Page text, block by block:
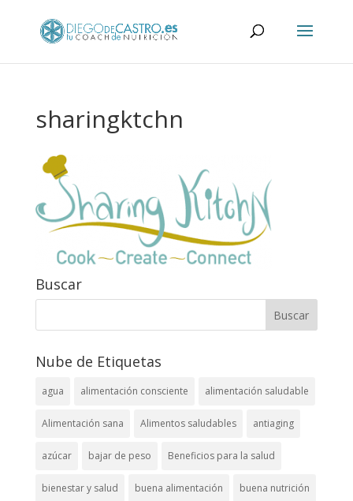
sharingktchn
Buscar
Nube de Etiquetas
agua alimentación consciente alimentación saludable
Alimentación sana Alimentos saludables antiaging
azúcar bajar de peso Beneficios para la salud
bienestar y salud buena alimentación buena nutrición